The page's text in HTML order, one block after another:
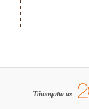
Támogatta az